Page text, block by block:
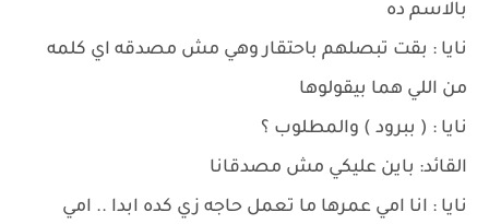
بالاسم ده
نايا : بقت تبصلهم باحتقار وهي مش مصدقه اي كلمه
من اللي هما بيقولوها
نايا : ( ببرود ) والمطلوب ؟
القائد: باين عليكي مش مصدقانا
نايا : انا امي عمرها ما تعمل حاجه زي كده ابدا .. امي